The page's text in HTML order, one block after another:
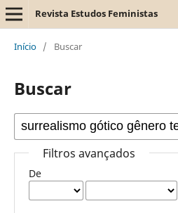
Revista Estudos Feministas
Início / Buscar
Buscar
Filtros avançados
De